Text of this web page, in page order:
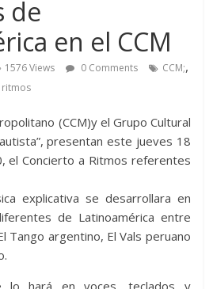
de
en el CCM
1576 Views 0 Comments CCM;,
ritmos
(CCM)y el Grupo Cultural
presentan este jueves 18
el Concierto a Ritmos referentes
explicativa se desarrollara en
de Latinoamérica entre
Tango argentino, El Vals peruano